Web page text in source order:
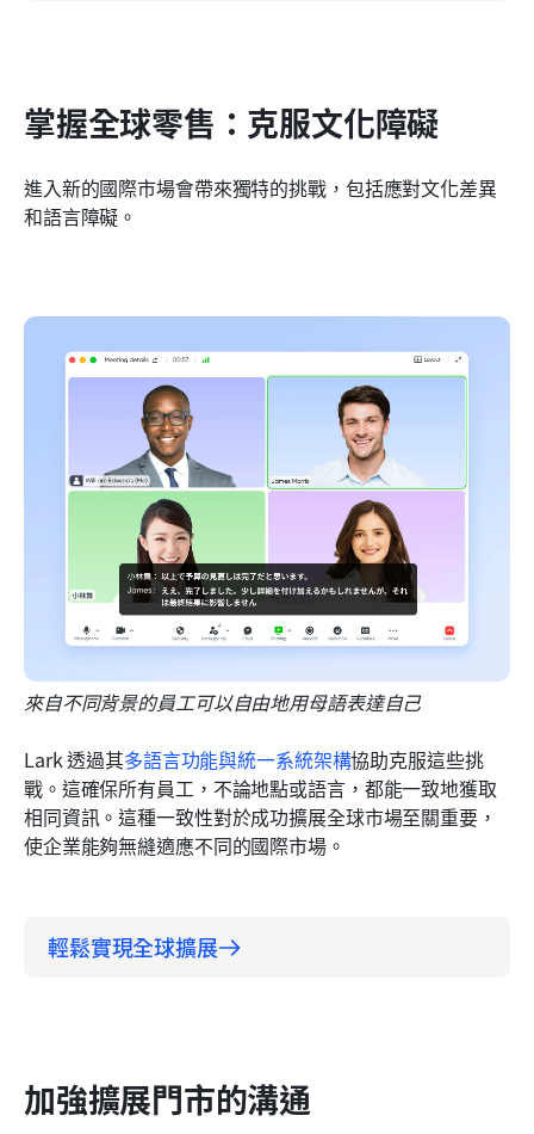
掌握全球零售：克服文化障礙
進入新的國際市場會帶來獨特的挑戰，包括應對文化差異
和語言障礙。
來自不同背景的員工可以自由地用母語表達自己
Lark 透過其多語言功能與統一系統架構協助克服這些挑
戰。這確保所有員工，不論地點或語言，都能一致地獲取
相同資訊。這種一致性對於成功擴展全球市場至關重要，
使企業能夠無縫適應不同的國際市場。
輕鬆實現全球擴展
加強擴展門市的溝通